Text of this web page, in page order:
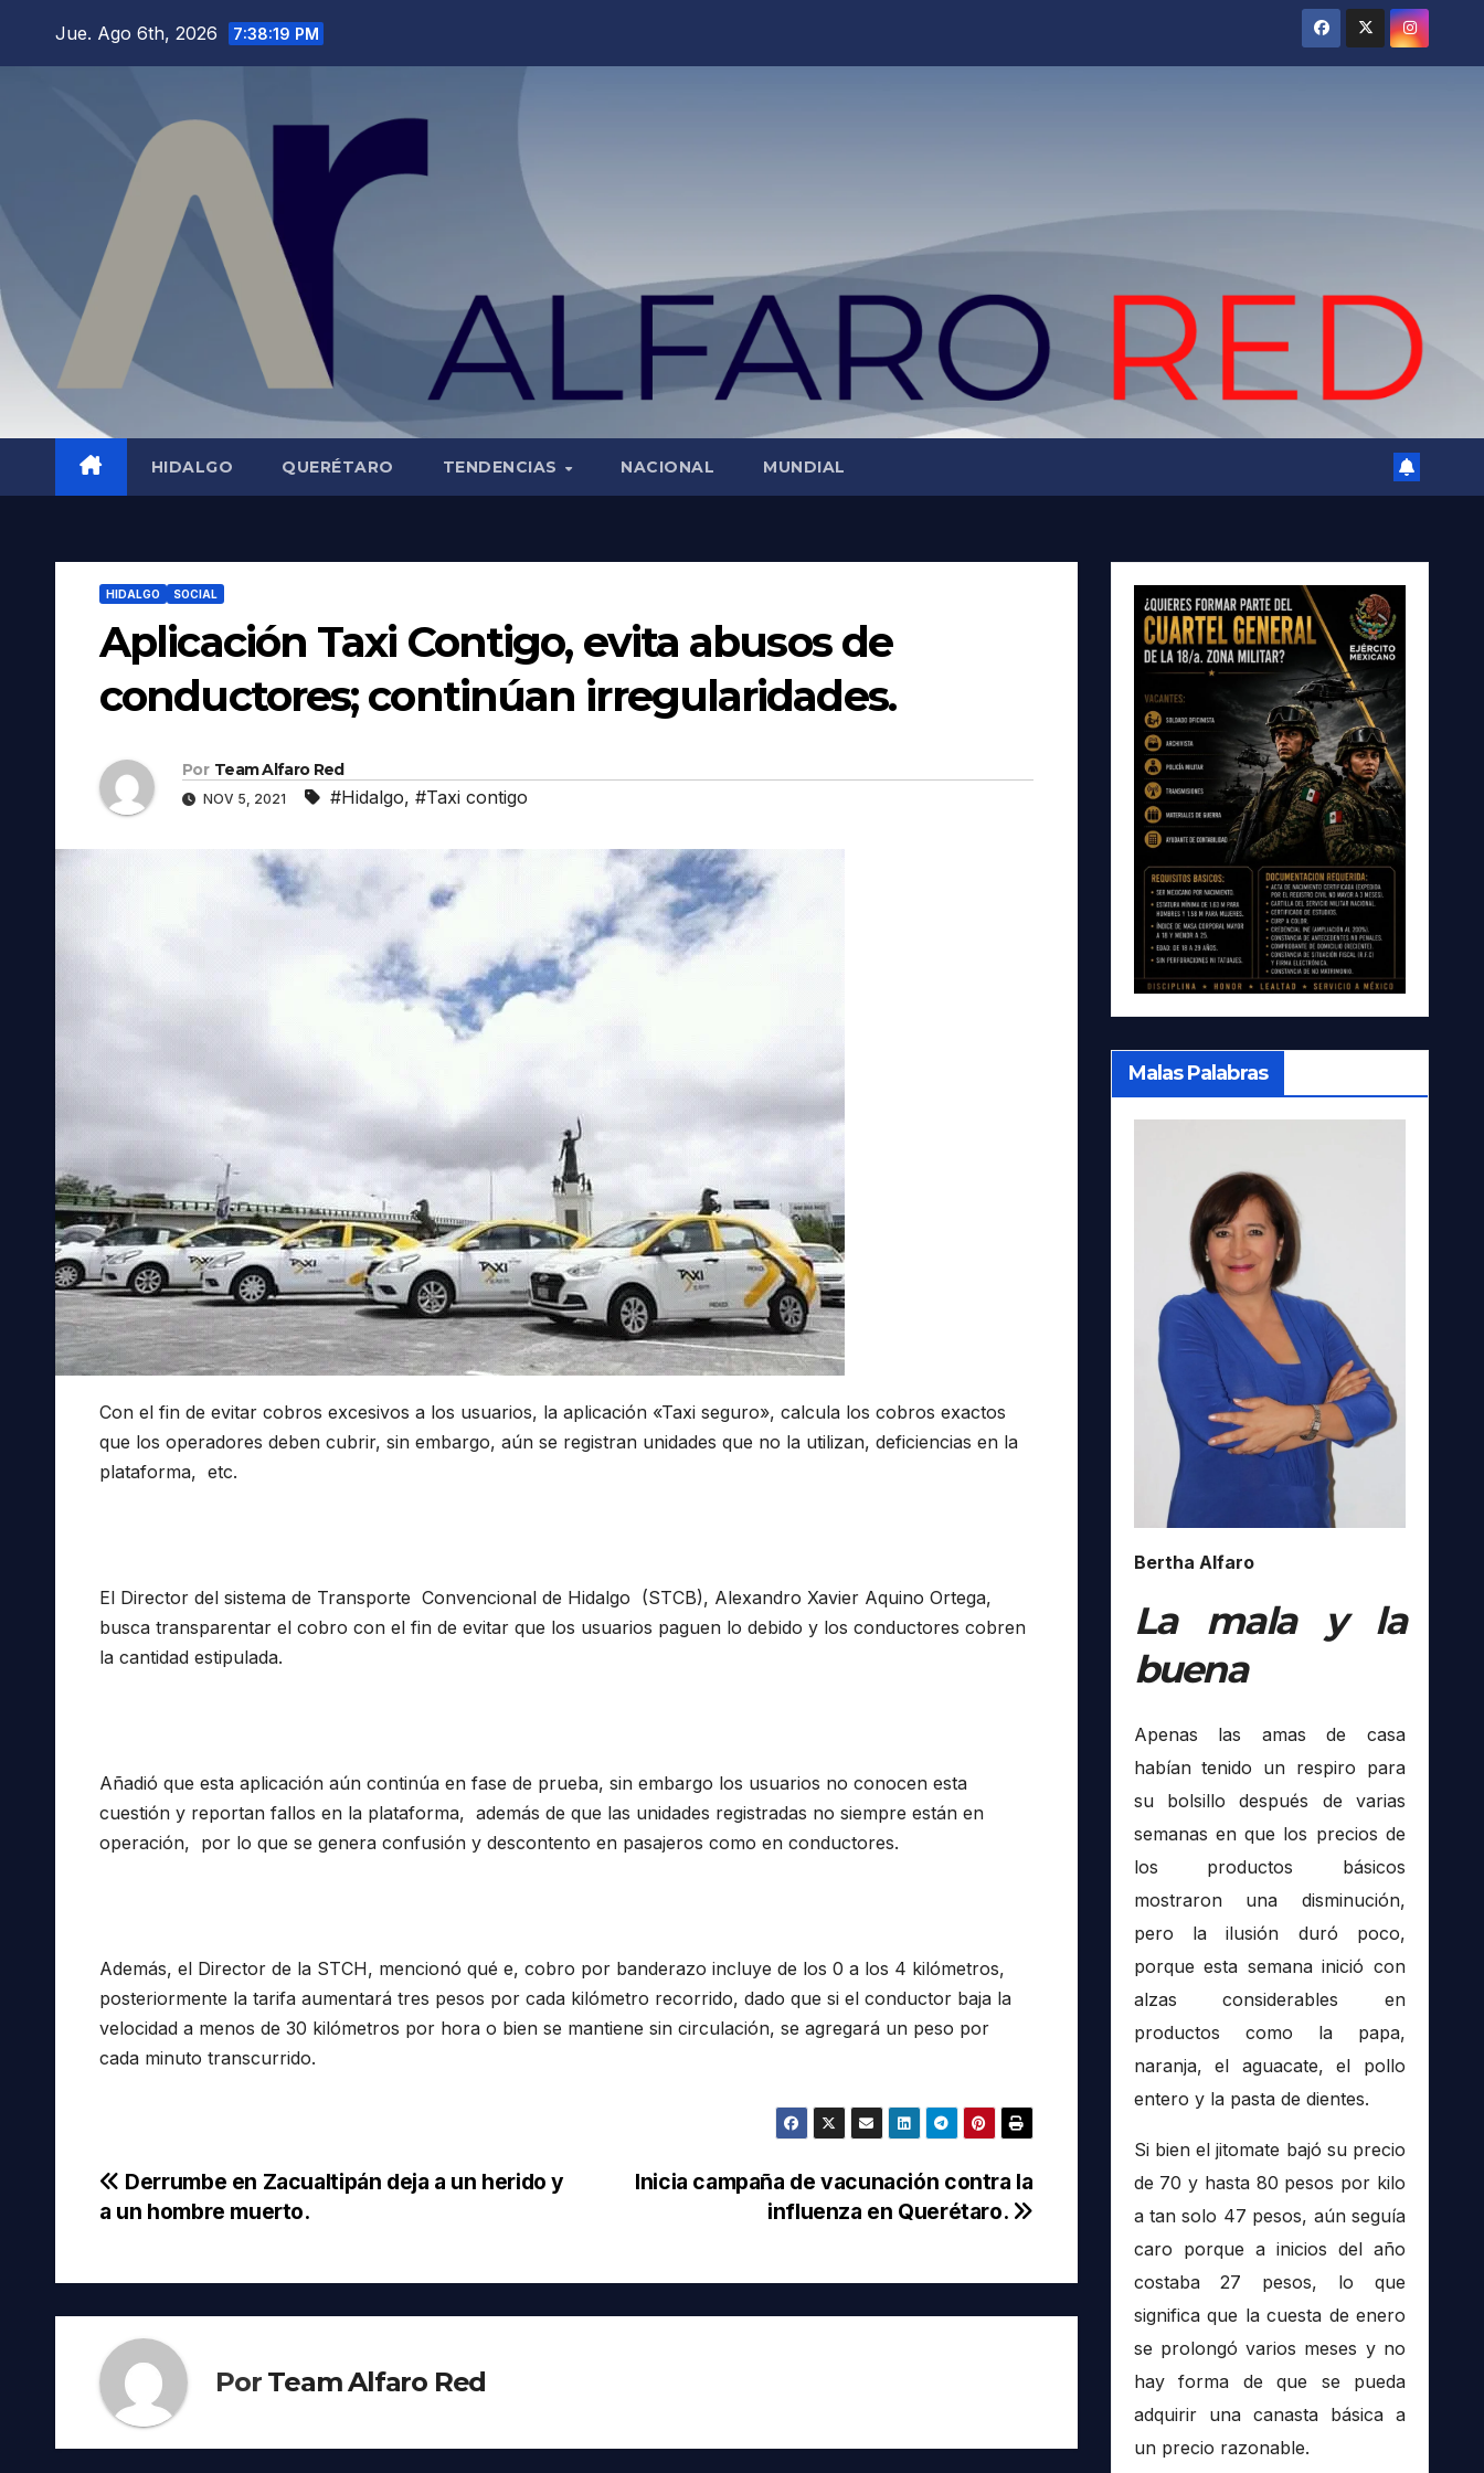
Jue. Ago 6th, 2026 7:38:21 PM
HIDALGO QUERÉTARO TENDENCIAS NACIONAL MUNDIAL
HIDALGO SOCIAL
Aplicación Taxi Contigo, evita abusos de
conductores; continúan irregularidades.
Por Team Alfaro Red
NOV 5, 2021 #Hidalgo, #Taxi contigo
Con el fin de evitar cobros excesivos a los usuarios, la aplicación «Taxi seguro», calcula los cobros exactos
que los operadores deben cubrir, sin embargo, aún se registran unidades que no la utilizan, deficiencias en la
plataforma, etc.
El Director del sistema de Transporte Convencional de Hidalgo (STCB), Alexandro Xavier Aquino Ortega,
busca transparentar el cobro con el fin de evitar que los usuarios paguen lo debido y los conductores cobren
la cantidad estipulada.
Añadió que esta aplicación aún continúa en fase de prueba, sin embargo los usuarios no conocen esta
cuestión y reportan fallos en la plataforma, además de que las unidades registradas no siempre están en
operación, por lo que se genera confusión y descontento en pasajeros como en conductores.
Además, el Director de la STCH, mencionó qué e, cobro por banderazo incluye de los 0 a los 4 kilómetros,
posteriormente la tarifa aumentará tres pesos por cada kilómetro recorrido, dado que si el conductor baja la
velocidad a menos de 30 kilómetros por hora o bien se mantiene sin circulación, se agregará un peso por
cada minuto transcurrido.
Navegación
entradas
Inicia campaña de vacunación contra la
influenza en Querétaro.
Derrumbe en Zacualtipán deja a un herido y
a un hombre muerto.
Por Team Alfaro Red
Malas Palabras
Bertha Alfaro
La mala y la
buena
Apenas las amas de casa
habían tenido un respiro para
su bolsillo después de varias
semanas en que los precios de
los productos básicos
mostraron una disminución,
pero la ilusión duró poco,
porque esta semana inició con
alzas considerables en
productos como la papa,
naranja, el aguacate, el pollo
entero y la pasta de dientes.
Si bien el jitomate bajó su precio
de 70 y hasta 80 pesos por kilo
a tan solo 47 pesos, aún seguía
caro porque a inicios del año
costaba 27 pesos, lo que
significa que la cuesta de enero
se prolongó varios meses y no
hay forma de que se pueda
adquirir una canasta básica a
un precio razonable.